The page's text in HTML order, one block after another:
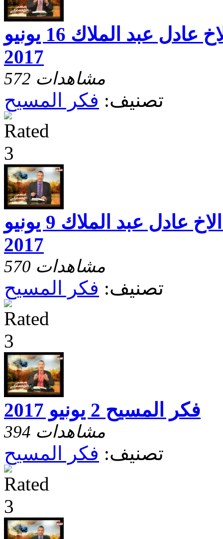
فكر المسيح مع الاخ عادل عبد الملاك 16 يونيو
2017
572 مشاهدات
تصنيف: فكر المسيح
فكر المسيح مع الاخ عادل عبد الملاك 9 يونيو
2017
570 مشاهدات
تصنيف: فكر المسيح
فكر المسيح 2 يونيو 2017
394 مشاهدات
تصنيف: فكر المسيح